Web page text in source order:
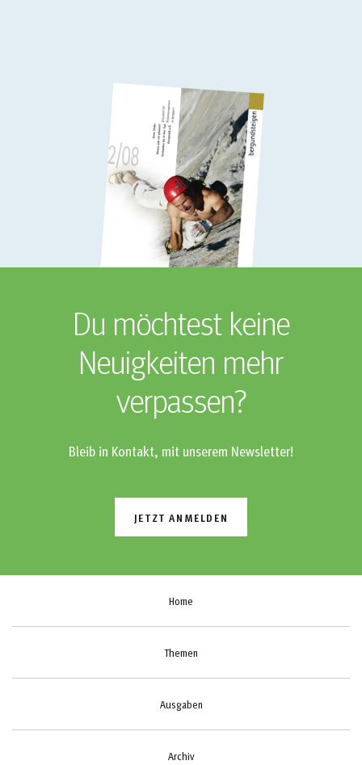
Du möchtest keine
Neuigkeiten mehr
verpassen?
Bleib in Kontakt, mit unserem Newsletter!
JETZT ANMELDEN
Home
Themen
Ausgaben
Archiv